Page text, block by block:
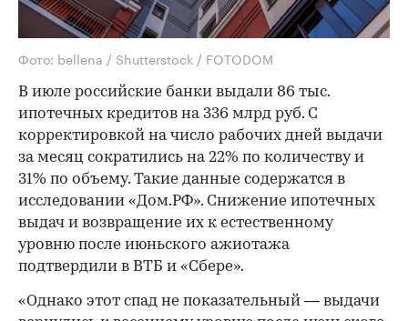
Фото: bellena / Shutterstock / FOTODOM
В июле российские банки выдали 86 тыс.
ипотечных кредитов на 336 млрд руб. С
корректировкой на число рабочих дней выдачи
за месяц сократились на 22% по количеству и
31% по объему. Такие данные содержатся в
исследовании «Дом.РФ». Снижение ипотечных
выдач и возвращение их к естественному
уровню после июньского ажиотажа
подтвердили в ВТБ и «Сбере».
«Однако этот спад не показательный — выдачи